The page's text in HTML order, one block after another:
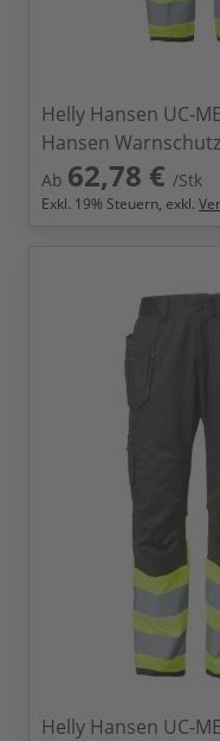
Helly Hansen UC-
Hansen
Ab 62,78 € /Stk
Exkl. 19% Steuern, exkl.
Helly Hansen UC-